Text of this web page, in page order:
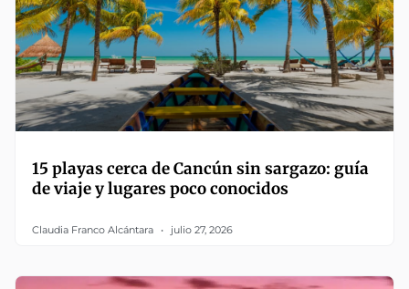
15 playas cerca de Cancún sin sargazo: guía
de viaje y lugares poco conocidos
Claudia Franco Alcántara julio 27, 2026